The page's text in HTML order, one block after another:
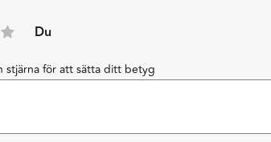
Du
stjärna för att sätta ditt betyg